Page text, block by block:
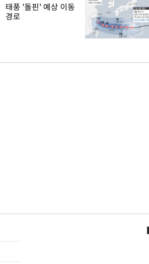
태풍 '돌핀' 예상 이동
경로